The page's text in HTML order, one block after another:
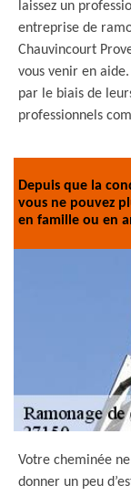
laissez un
entreprise de
Chauvincourt
vous venir en
par le biais de
professionnels
Depuis que la
vous ne pouvez
en famille ou en
Votre cheminée
donner un peu